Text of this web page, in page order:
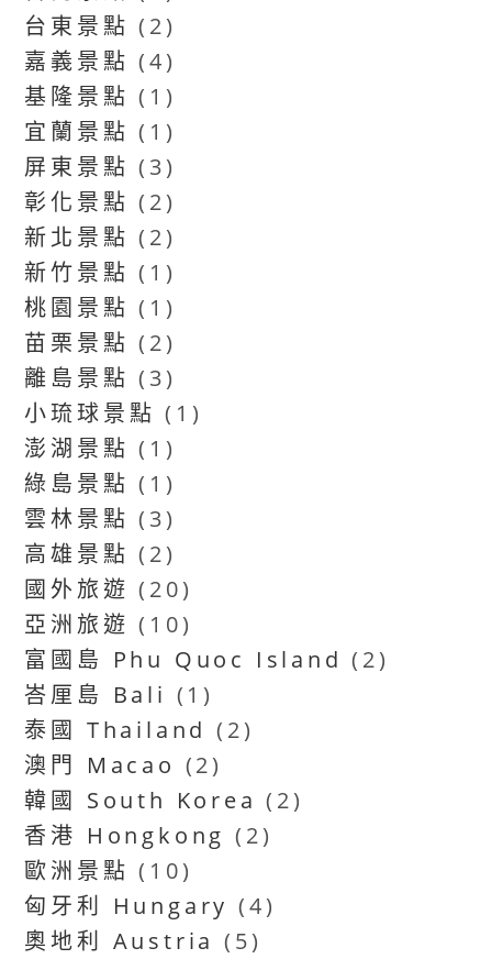
台東景點 (2)
嘉義景點 (4)
基隆景點 (1)
宜蘭景點 (1)
屏東景點 (3)
彰化景點 (2)
新北景點 (2)
新竹景點 (1)
桃園景點 (1)
苗栗景點 (2)
離島景點 (3)
小琉球景點 (1)
澎湖景點 (1)
綠島景點 (1)
雲林景點 (3)
高雄景點 (2)
國外旅遊 (20)
亞洲旅遊 (10)
富國島 Phu Quoc Island (2)
峇厘島 Bali (1)
泰國 Thailand (2)
澳門 Macao (2)
韓國 South Korea (2)
香港 Hongkong (2)
歐洲景點 (10)
匈牙利 Hungary (4)
奧地利 Austria (5)